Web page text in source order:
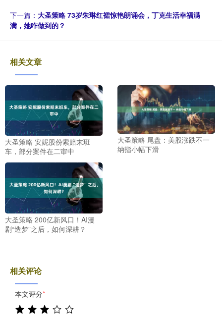
下一篇： 大圣策略 73岁朱琳红裙惊艳朗诵会，丁克生活幸福满
满，她咋做到的？
相关文章
大圣策略 安妮股份索赔末班
车，部分案件在二审中
大圣策略 尾盘：美股涨跌不一
纳指小幅下滑
大圣策略 200亿新风口！AI漫
剧“造梦”之后，如何深耕？
相关评论
本文评分*